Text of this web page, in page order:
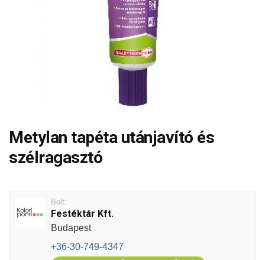
Metylan tapéta utánjavító és
szélragasztó
Bolt:
Festéktár Kft.
Budapest
+36-30-749-4347